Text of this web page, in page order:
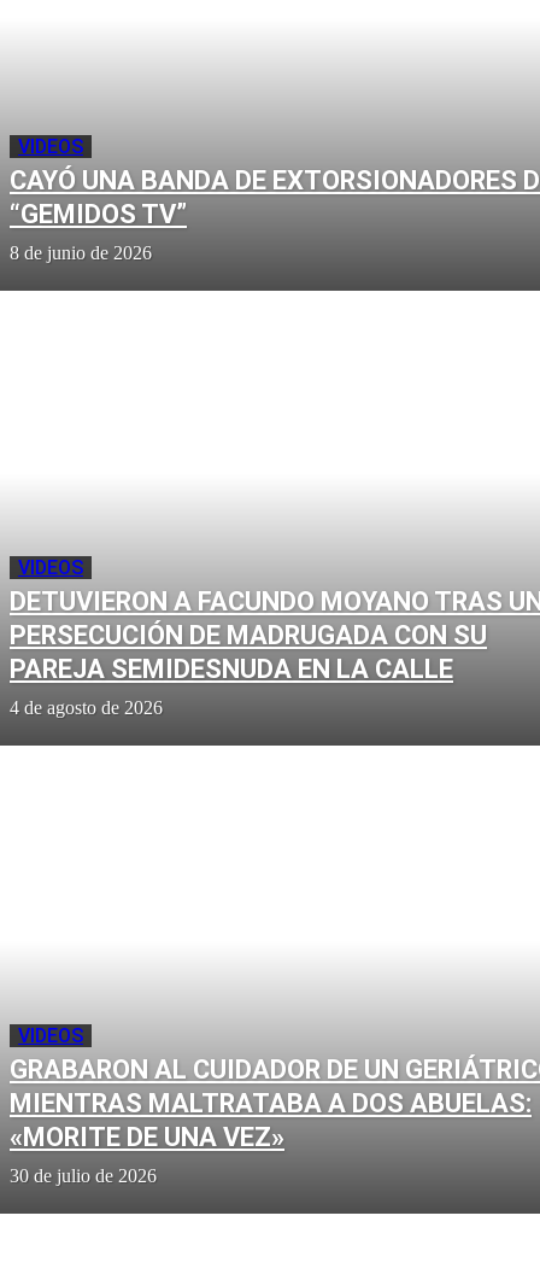
VIDEOS
CAYÓ UNA BANDA DE EXTORSIONADORES
“GEMIDOS TV”
8 de junio de 2026
VIDEOS
DETUVIERON A FACUNDO MOYANO TRAS
PERSECUCIÓN DE MADRUGADA CON SU
PAREJA SEMIDESNUDA EN LA CALLE
4 de agosto de 2026
VIDEOS
GRABARON AL CUIDADOR DE UN
MIENTRAS MALTRATABA A DOS ABUELAS:
«MORITE DE UNA VEZ»
30 de julio de 2026